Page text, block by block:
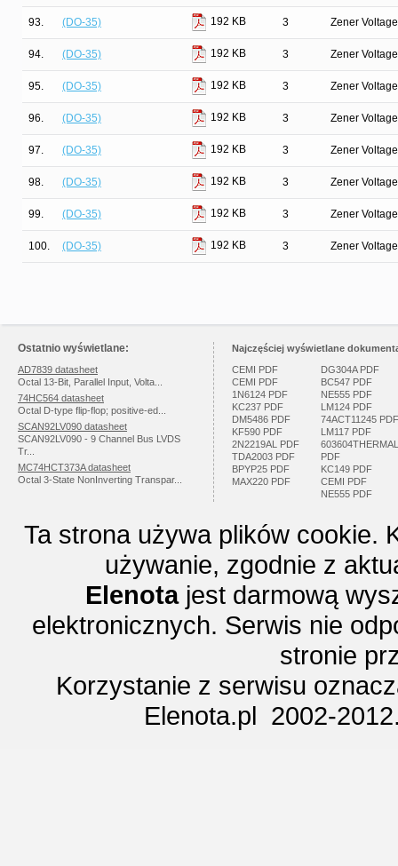
93. (DO-35) 192 KB 3 Zener
94. (DO-35) 192 KB 3 Zener
95. (DO-35) 192 KB 3 Zener
96. (DO-35) 192 KB 3 Zener
97. (DO-35) 192 KB 3 Zener
98. (DO-35) 192 KB 3 Zener
99. (DO-35) 192 KB 3 Zener
100. (DO-35) 192 KB 3 Zener
Ostatnio wyświetlane:
AD7839 datasheet
Octal 13-Bit, Parallel Input, Volta...
74HC564 datasheet
Octal D-type flip-flop; positive-ed...
SCAN92LV090 datasheet
SCAN92LV090 - 9 Channel Bus LVDS
Tr...
MC74HCT373A datasheet
Octal 3-State NonInverting Transpar...
Najczęściej wyświetlane
CEMI PDF
CEMI PDF
1N6124 PDF
KC237 PDF
DM5486 PDF
KF590 PDF
2N2219AL PDF
TDA2003 PDF
BPYP25 PDF
MAX220 PDF
DG304A PDF
BC547 PDF
NE555 PDF
LM124 PDF
74ACT11245 PDF
LM117 PDF
603604THERMAL
PDF
KC149 PDF
CEMI PDF
NE555 PDF
Ta strona używa plików cookie.
używanie, zgodnie z
Elenotajest darmową
elektronicznych. Serwis nie
stronie
Korzystanie z serwisu
Elenota.pl 2002-